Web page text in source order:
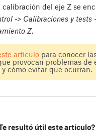
calibración del eje Z se
-> Calibraciones y tests
Z.
artículopara conocer
provocan problemas de
cómo evitar que ocurran.
resultó útil este artículo?